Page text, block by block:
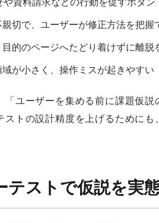
切で、ユーザーが修正方法を把握
的のページへたどり着けずに離脱
が小さく、操作ミスが起きやすい
ユーザーを集める前に課題仮説
トの設計精度を上げるためにも
テストで仮説を実